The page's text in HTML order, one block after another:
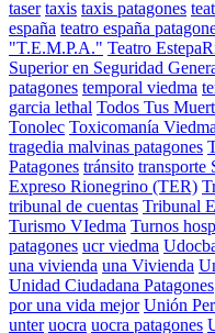
taser taxis taxis patagones
españa teatro españa
"T.E.M.P.A." Teatro
Superior en Seguridad
patagones temporal viedma
garcia lethal Todos Tus
Tonolec Toxicomanía Viedma
tragedia malvinas patagones
Patagones tránsito transporte
Expreso Rionegrino (TER)
tribunal de cuentas Tribunal
Turismo VIedma Turnos
patagones ucr viedma
una vivienda una Vivienda
Unidad Ciudadana Patagones
por una vida mejor Unión
unter uocra uocra patagones